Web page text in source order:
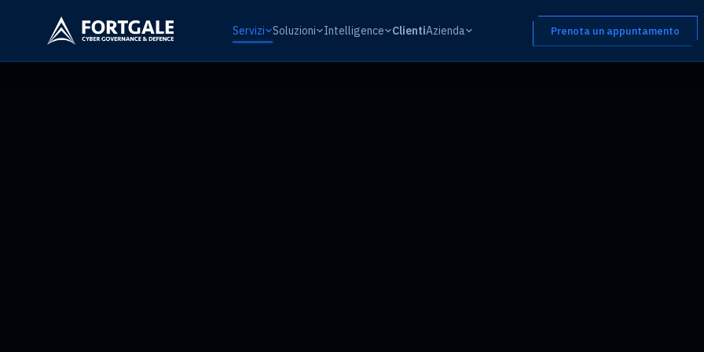
Servizi Soluzioni Intelligence ClientiAzienda Prenota un appuntamento